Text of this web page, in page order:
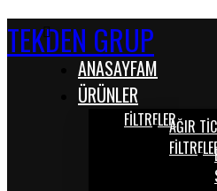
TEKDEN GRUP
ANASAYFAM
ÜRÜNLER
FİLTRELERAĞIR